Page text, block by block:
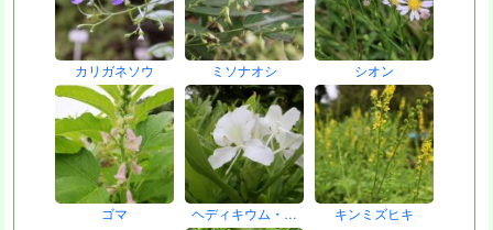
カリガネソウ ミソナオシ シオン
ゴマ ヘディキウム・… キンミズヒキ